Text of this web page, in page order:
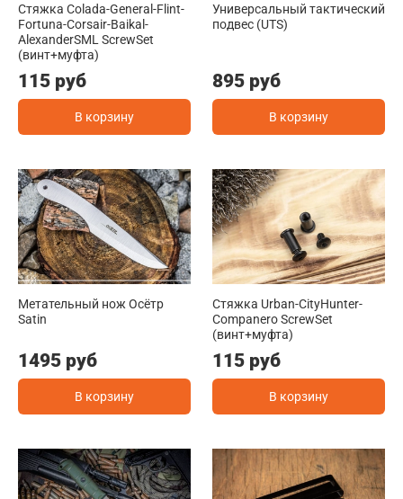
Стяжка Colada-General-Flint-
Fortuna-Corsair-Baikal-
AlexanderSML ScrewSet
(винт+муфта)
115 руб
В корзину
Универсальный тактический
подвес (UTS)
895 руб
В корзину
Метательный нож Осётр
Satin
1495 руб
В корзину
Стяжка Urban-CityHunter-
Companero ScrewSet
(винт+муфта)
115 руб
В корзину